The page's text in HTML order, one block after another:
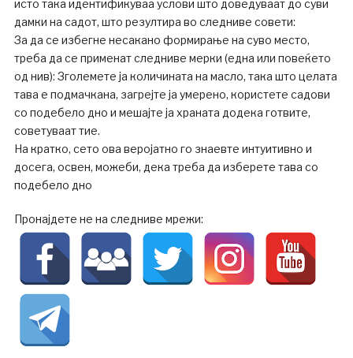
исто така идентификуваа услови што доведуваат до суви
дамки на садот, што резултира во следниве совети:
За да се избегне несакано формирање на суво место,
треба да се применат следниве мерки (една или повеќето
од нив): Зголемете ја количината на масло, така што целата
тава е подмачкана, загрејте ја умерено, користете садови
со подебело дно и мешајте ја храната додека готвите,
советуваат тие.
На кратко, сето ова веројатно го знаевте интуитивно и
досега, освен, можеби, дека треба да изберете тава со
подебело дно
Пронајдете не на следниве мрежи: